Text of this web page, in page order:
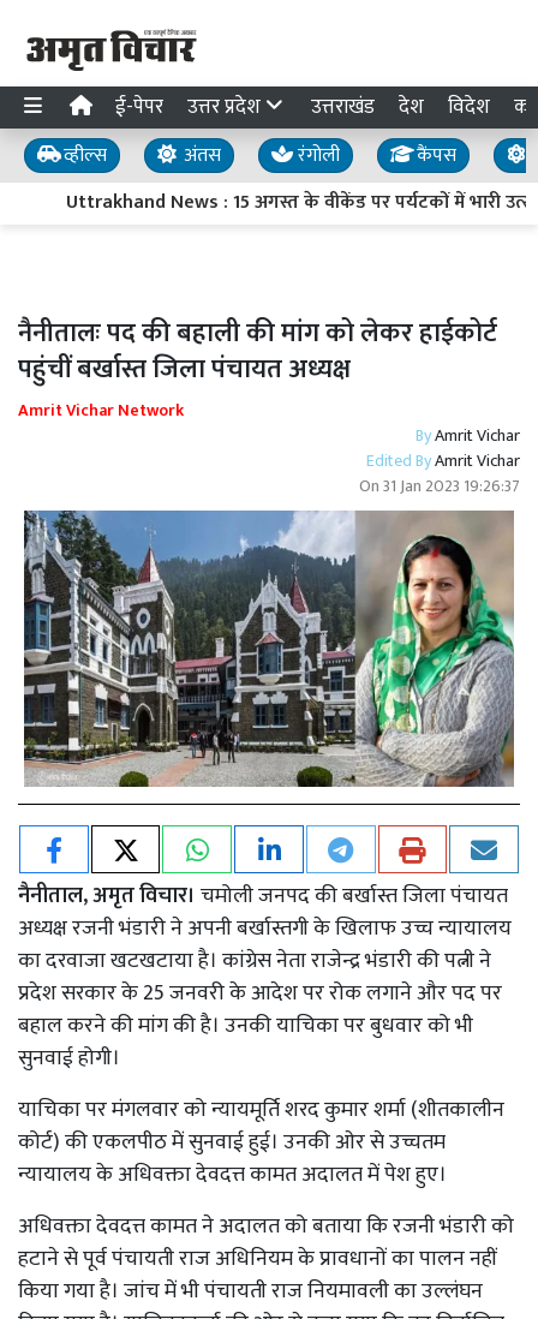
ई-पेपर उत्तर प्रदेश उत्तराखंड देश विदेश
व्हील्स अंतस रंगोली कैंपस
Uttrakhand News : 15 अगस्त के वीकेंड पर पर्यटकों में भारी
नैनीतालः पद की बहाली की मांग को लेकर हाईकोर्ट
पहुंचीं बर्खास्त जिला पंचायत अध्यक्ष
Amrit Vichar Network
ByAmrit Vichar
Edited ByAmrit Vichar
On31 Jan 2023 19:26:37
नैनीताल, अमृत विचार। चमोली जनपद की बर्खास्त जिला पंचायत
अध्यक्ष रजनी भंडारी ने अपनी बर्खास्तगी के खिलाफ उच्च न्यायालय
का दरवाजा खटखटाया है। कांग्रेस नेता राजेन्द्र भंडारी की पत्नी ने
प्रदेश सरकार के 25 जनवरी के आदेश पर रोक लगाने और पद पर
बहाल करने की मांग की है। उनकी याचिका पर बुधवार को भी
सुनवाई होगी।
याचिका पर मंगलवार को न्यायमूर्ति शरद कुमार शर्मा (शीतकालीन
कोर्ट) की एकलपीठ में सुनवाई हुई। उनकी ओर से उच्चतम
न्यायालय के अधिवक्ता देवदत्त कामत अदालत में पेश हुए।
अधिवक्ता देवदत्त कामत ने अदालत को बताया कि रजनी भंडारी को
हटाने से पूर्व पंचायती राज अधिनियम के प्रावधानों का पालन नहीं
किया गया है। जांच में भी पंचायती राज नियमावली का उल्लंघन